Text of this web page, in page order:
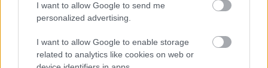
I want to allow Google to send me
personalized advertising.
I want to allow Google to enable storage
related to analytics like cookies on web or
Hardware PC
Moto
Gaming
AI